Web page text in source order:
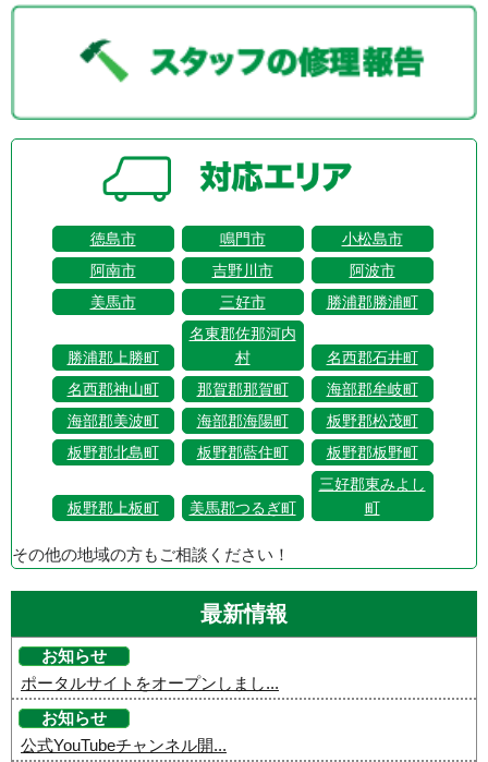
徳島市 鳴門市
小松島市
阿南市
吉野川市
阿波市
美馬市
三好市 勝浦郡勝浦町
勝浦郡上勝町
名東郡佐那河内
村
名西郡石井町
名西郡神山町
那賀郡那賀町
海部郡牟岐町
海部郡美波町
海部郡海陽町
板野郡松茂町
板野郡北島町
板野郡藍住町 板野郡板野町
板野郡上板町 美馬郡つるぎ町
三好郡東みよし
町
その他の地域の方もご相談ください！
最新情報
お知らせ
ポータルサイトをオープンしまし...
お知らせ
公式YouTubeチャンネル開...